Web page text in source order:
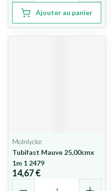
Ajouter au panier
Molnlycke
Tubifast Mauve 25,00cmx
1m 1 2479
14,67 €